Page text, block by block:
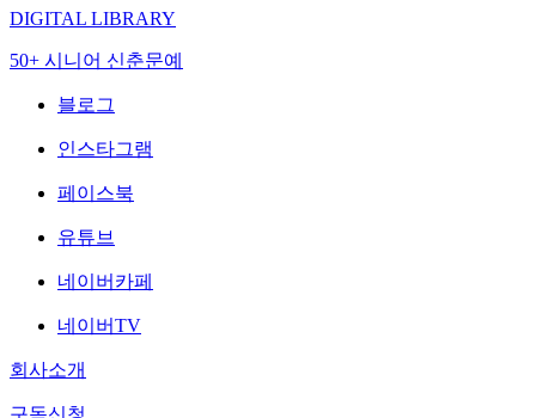
DIGITAL LIBRARY
50+ 시니어 신춘문예
블로그
인스타그램
페이스북
유튜브
네이버카페
네이버TV
회사소개